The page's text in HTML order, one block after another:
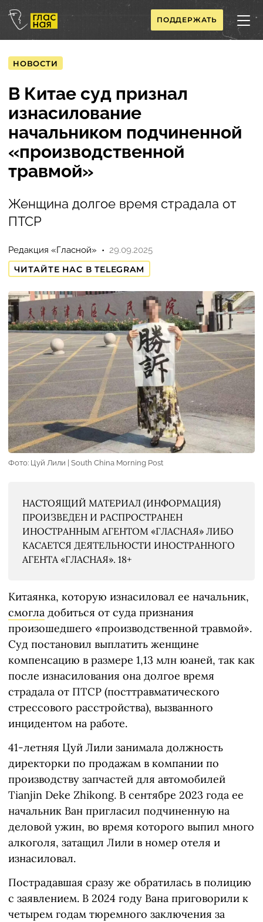
ПОДДЕРЖАТЬ
НОВОСТИ
В Китае суд признал
изнасилование
начальником подчиненной
«производственной
травмой»
Женщина долгое время страдала от
ПТСР
Редакция «Гласной»
29.09.2025
ЧИТАЙТЕ НАС В TELEGRAM
Фото: Цуй Лили | South China Morning Post
НАСТОЯЩИЙ МАТЕРИАЛ (ИНФОРМАЦИЯ)
ПРОИЗВЕДЕН И РАСПРОСТРАНЕН
ИНОСТРАННЫМ АГЕНТОМ «ГЛАСНАЯ» ЛИБО
КАСАЕТСЯ ДЕЯТЕЛЬНОСТИ ИНОСТРАННОГО
АГЕНТА «ГЛАСНАЯ». 18+
Китаянка, которую изнасиловал ее начальник,
смогла добиться от суда признания
произошедшего «производственной травмой».
Суд постановил выплатить женщине
компенсацию в размере 1,13 млн юаней, так как
после изнасилования она долгое время
страдала от ПТСР (посттравматического
стрессового расстройства), вызванного
инцидентом на работе.
41-летняя Цуй Лили занимала должность
директорки по продажам в компании по
производству запчастей для автомобилей
Tianjin Deke Zhikong. В сентябре 2023 года ее
начальник Ван пригласил подчиненную на
деловой ужин, во время которого выпил много
алкоголя, затащил Лили в номер отеля и
изнасиловал.
Пострадавшая сразу же обратилась в полицию
с заявлением. В 2024 году Вана приговорили к
четырем годам тюремного заключения за